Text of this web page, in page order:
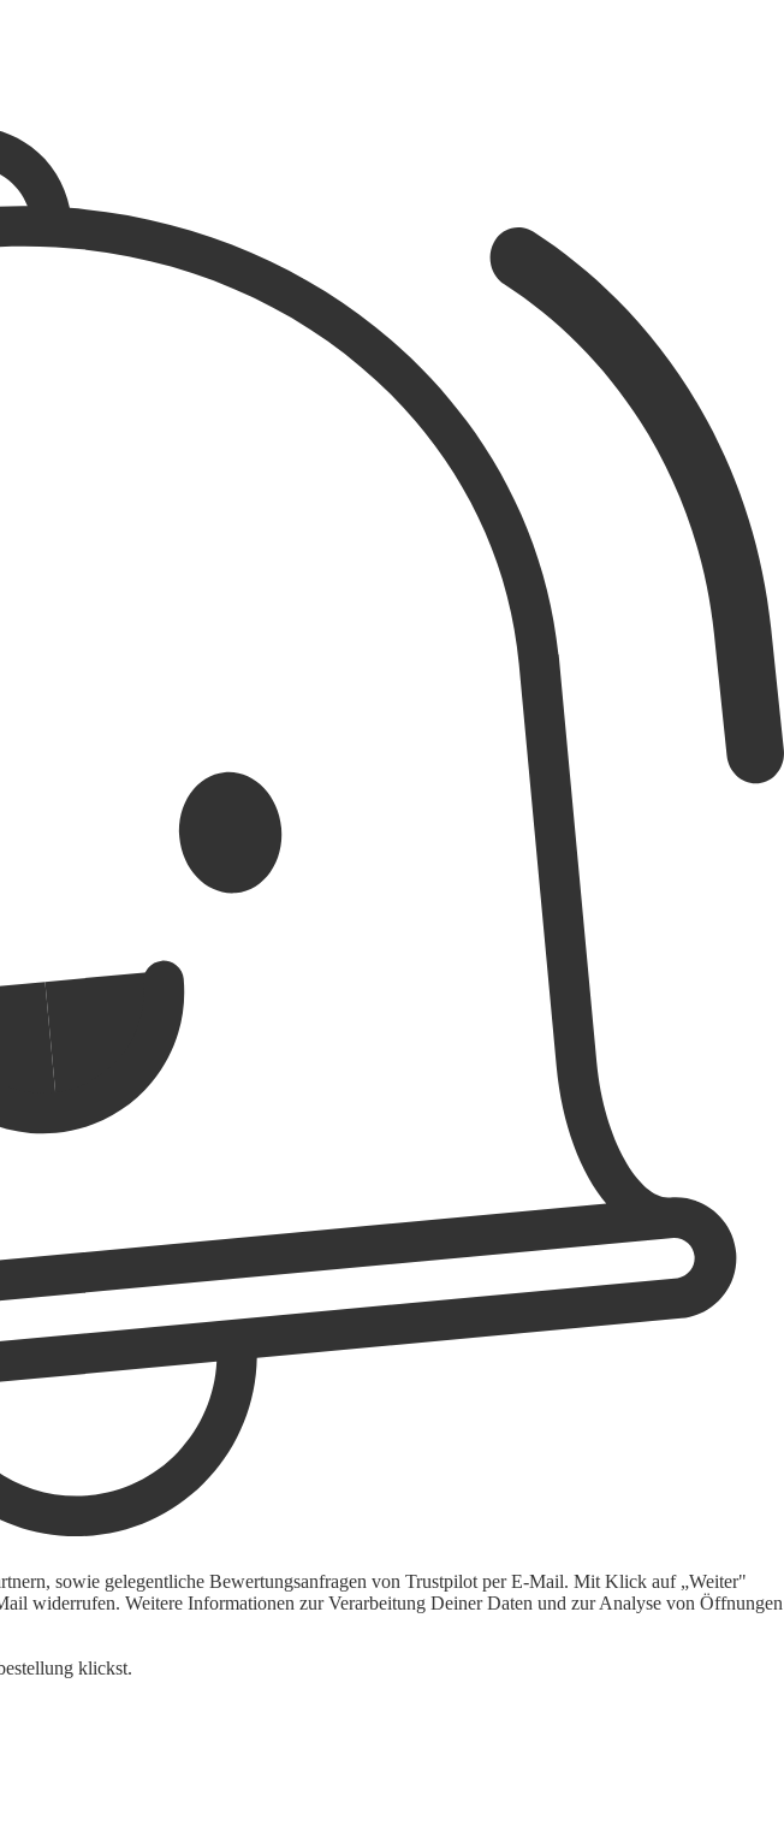
sowie gelegentliche Bewertungsanfragen von Trustpilot per E-Mail. Mit Klick auf „Weiter"
widerrufen. Weitere Informationen zur Verarbeitung Deiner Daten und zur Analyse von Öffnungen
klickst.